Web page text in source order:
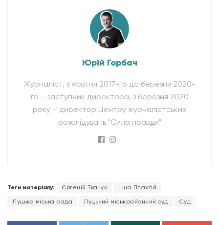
Юрій Горбач
Журналіст, з жовтня 2017-го до березня 2020-
го – заступник директора, з березня 2020
року – директор Центру журналістських
розслідувань "Сила правди"
Теги матеріалу: Євгеній Ткачук Інна Плахтій
Луцька міська рада Луцький міськрайонний суд Суд